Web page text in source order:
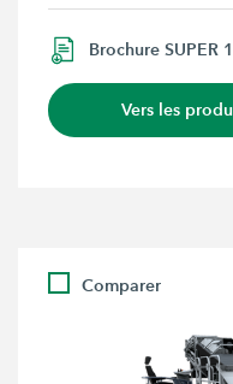
Brochure SUPER
Vers les
Comparer